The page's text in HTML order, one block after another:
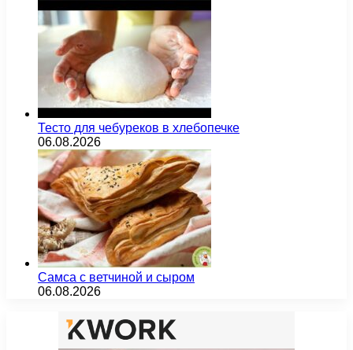
Тесто для чебуреков в хлебопечке
06.08.2026
Самса с ветчиной и сыром
06.08.2026